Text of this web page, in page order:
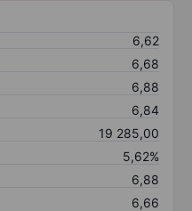
6,62
6,68
6,88
6,84
19 285,00
5,62%
6,88
6,66